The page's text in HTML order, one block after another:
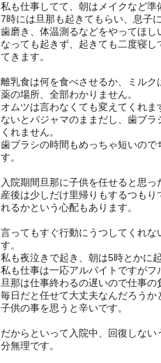
私も仕事してて、朝はメイクなど準
7時には旦那も起きてもらい、息子
歯磨き、体温測るなどをやってほ
なっても起きず、起きても二度寝
てきます。
離乳食は何を食べさせるか、ミル
薬の場所、全部わかりません。
オムツは言わなくても変えてくれ
ないとパジャマのままだし、歯ブ
くれません。
歯ブラシの時間もめっちゃ短いの
す。
入院期間旦那に子供を任せると思っ
産後は少しだけ里帰りもするつもり
れるかという心配もあります。
言ってもすぐ行動にうつしてくれ
す。
私も夜泣きで起き、朝は5時とかに
私も仕事は一応アルバイトですがフ
旦那は仕事終わるの遅いので仕事
毎日だと任せて大丈夫なんだろう
子供の事を思うと辛いです。
だからといって入院中、回復しな
分無理です。